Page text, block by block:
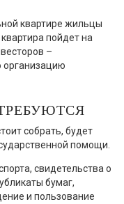
квартире жильцы
пойдет на
–
организацию
собрать, будет
помощи.
свидетельства о
бумаг,
и пользование